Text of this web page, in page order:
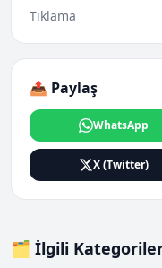
Tıklama
📤 Paylaş
WhatsApp
X (Twitter)
🗂️ İlgili